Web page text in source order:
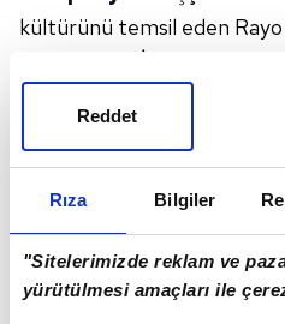
Rıza Bilgiler
"Sitelerimizde reklam ve
yürütülmesi amaçları ile
Reddet
kültürünü temsil eden
finaldeStrasbourg
'u
yazdırmayı başardı.
maçını haberimizden